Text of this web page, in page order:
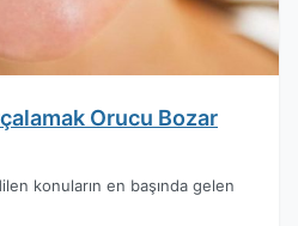
Orucu Bozar
konuların en başında gelen